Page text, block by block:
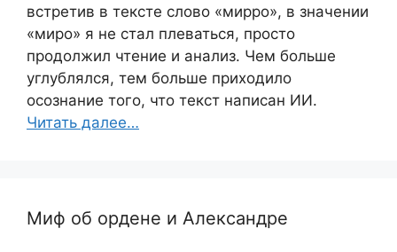
встретив в тексте слово «мирро», в значении
«миро» я не стал плеваться, просто
продолжил чтение и анализ. Чем больше
углублялся, тем больше приходило
осознание того, что текст написан ИИ.
Читать далее…
Миф об ордене и Александре